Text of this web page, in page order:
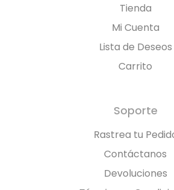
Tienda
Mi Cuenta
Lista de Deseos
Carrito
Soporte
Rastrea tu
Contáctanos
Devoluciones